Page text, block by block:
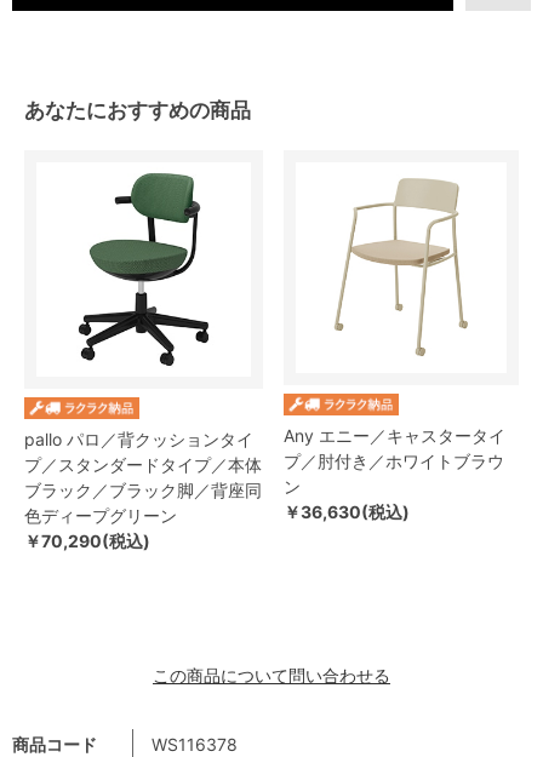
商品コード
WS116378
あなたにおすすめの商品
pallo パロ／背クッションタイ
プ／スタンダードタイプ／本体
ブラック／ブラック脚／背座同
色ディープグリーン
￥70,290(税込)
Any エニー／キャスタータイ
プ／肘付き／ホワイトブラウ
ン
￥36,630(税込)
この商品について問い合わせる